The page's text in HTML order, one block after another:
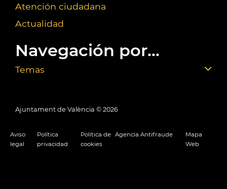
Atención ciudadana
Actualidad
Navegación por...
Temas
Ajuntament de València © 2026
Aviso
legal
Política
privacidad
Política de
cookies
Agencia Antifraude
Mapa
Web